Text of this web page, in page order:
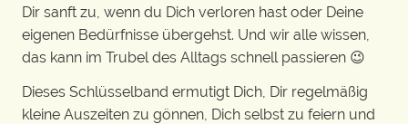
Dir sanft zu, wenn du Dich verloren hast oder Deine
eigenen Bedürfnisse übergehst. Und wir alle wissen,
das kann im Trubel des Alltags schnell passieren 😉
Dieses Schlüsselband ermutigt Dich, Dir regelmäßig
kleine Auszeiten zu gönnen, Dich selbst zu feiern und